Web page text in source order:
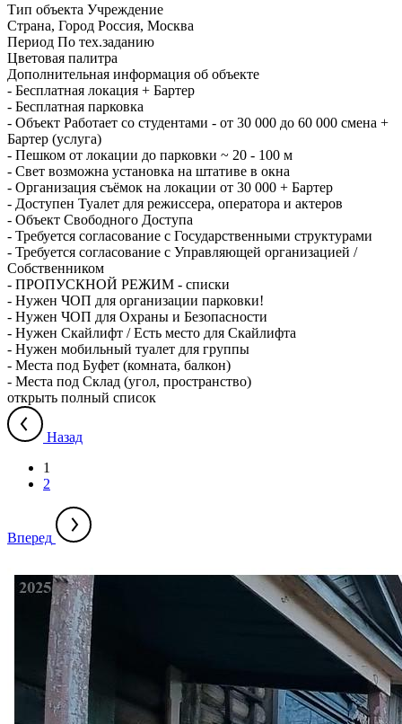
Тип объекта Учреждение
Страна, Город Россия, Москва
Период По тех.заданию
Цветовая палитра
Дополнительная информация об объекте
- Бесплатная локация + Бартер
- Бесплатная парковка
- Объект Работает со студентами - от 30 000 до 60 000 смена +
Бартер (услуга)
- Пешком от локации до парковки ~ 20 - 100 м
- Свет возможна установка на штативе в окна
- Организация съёмок на локации от 30 000 + Бартер
- Доступен Туалет для режиссера, оператора и актеров
- Объект Свободного Доступа
- Требуется согласование с Государственными структурами
- Требуется согласование с Управляющей организацией /
Собственником
- ПРОПУСКНОЙ РЕЖИМ - списки
- Нужен ЧОП для организации парковки!
- Нужен ЧОП для Охраны и Безопасности
- Нужен Скайлифт / Есть место для Скайлифта
- Нужен мобильный туалет для группы
- Места под Буфет (комната, балкон)
- Места под Склад (угол, пространство)
открыть полный список
Назад
1
2
Вперед